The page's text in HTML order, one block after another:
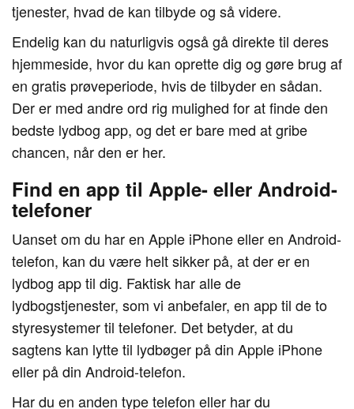
tjenester, hvad de kan tilbyde og så videre.
Endelig kan du naturligvis også gå direkte til deres
hjemmeside, hvor du kan oprette dig og gøre brug af
en gratis prøveperiode, hvis de tilbyder en sådan.
Der er med andre ord rig mulighed for at finde den
bedste lydbog app, og det er bare med at gribe
chancen, når den er her.
Find en app til Apple- eller Android-
telefoner
Uanset om du har en Apple iPhone eller en Android-
telefon, kan du være helt sikker på, at der er en
lydbog app til dig. Faktisk har alle de
lydbogstjenester, som vi anbefaler, en app til de to
styresystemer til telefoner. Det betyder, at du
sagtens kan lytte til lydbøger på din Apple iPhone
eller på din Android-telefon.
Har du en anden type telefon eller har du